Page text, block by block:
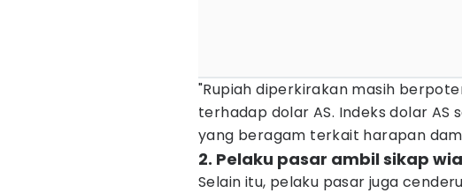
"Rupiah diperkirakan masih
terhadap dolar AS. Indeks dolar
yang beragam terkait harapan
2. Pelaku pasar ambil sikap
Selain itu, pelaku pasar juga